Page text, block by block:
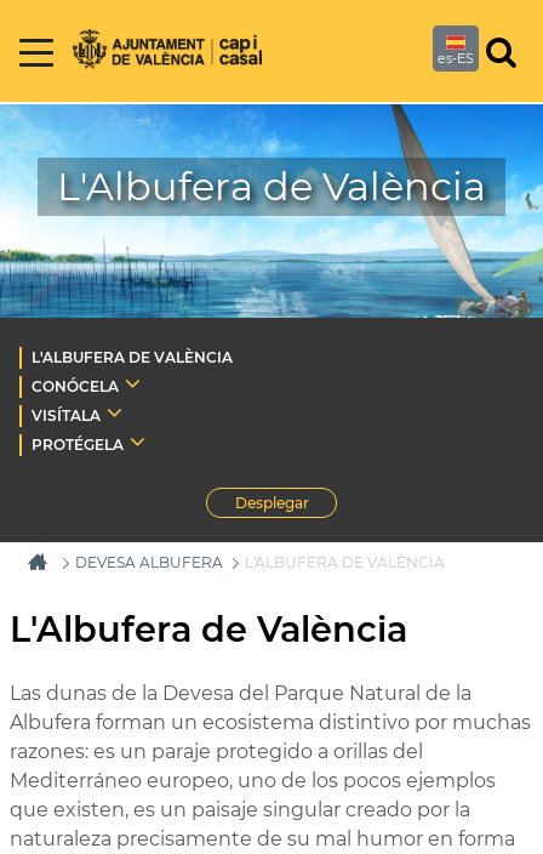
es-ES
L'Albufera de València
L'ALBUFERA DE VALÈNCIA
CONÓCELA
VISÍTALA
PROTÉGELA
Desplegar
DEVESA ALBUFERA L'ALBUFERA DE VALÈNCIA
L'Albufera de València
Las dunas de la Devesa del Parque Natural de la
Albufera forman un ecosistema distintivo por muchas
razones: es un paraje protegido a orillas del
Mediterráneo europeo, uno de los pocos ejemplos
que existen, es un paisaje singular creado por la
naturaleza precisamente de su mal humor en forma